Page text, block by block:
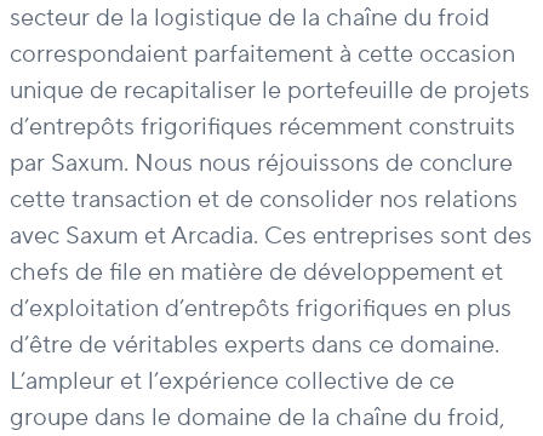
secteur de la logistique de la chaîne du froid
correspondaient parfaitement à cette occasion
unique de recapitaliser le portefeuille de projets
d’entrepôts frigorifiques récemment construits
par Saxum. Nous nous réjouissons de conclure
cette transaction et de consolider nos relations
avec Saxum et Arcadia. Ces entreprises sont des
chefs de file en matière de développement et
d’exploitation d’entrepôts frigorifiques en plus
d’être de véritables experts dans ce domaine.
L’ampleur et l’expérience collective de ce
groupe dans le domaine de la chaîne du froid,